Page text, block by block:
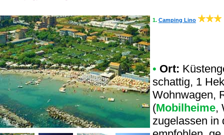
1. Camping Lino
• Ort:
schattig, 1
Wohnwagen,
(Mobilheime,
zugelassen in